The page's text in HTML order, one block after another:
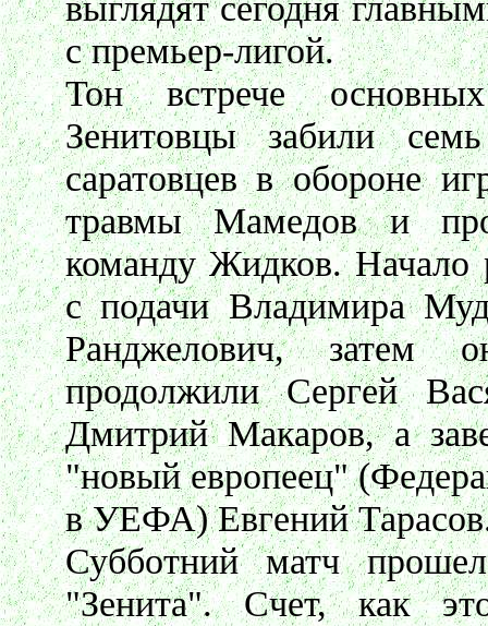
с премьер-лигой.
Тон встрече
Зенитовцы забили
саратовцев в обороне
травмы Мамедов и
команду Жидков. Начало
с подачи Владимира
Ранджелович, затем
продолжили Сергей
Дмитрий Макаров, а
"новый европеец"
в УЕФА) Евгений
Субботний матч
"Зенита". Счет, как